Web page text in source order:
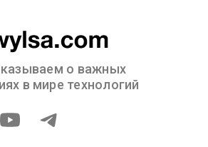
о важных
в мире технологий